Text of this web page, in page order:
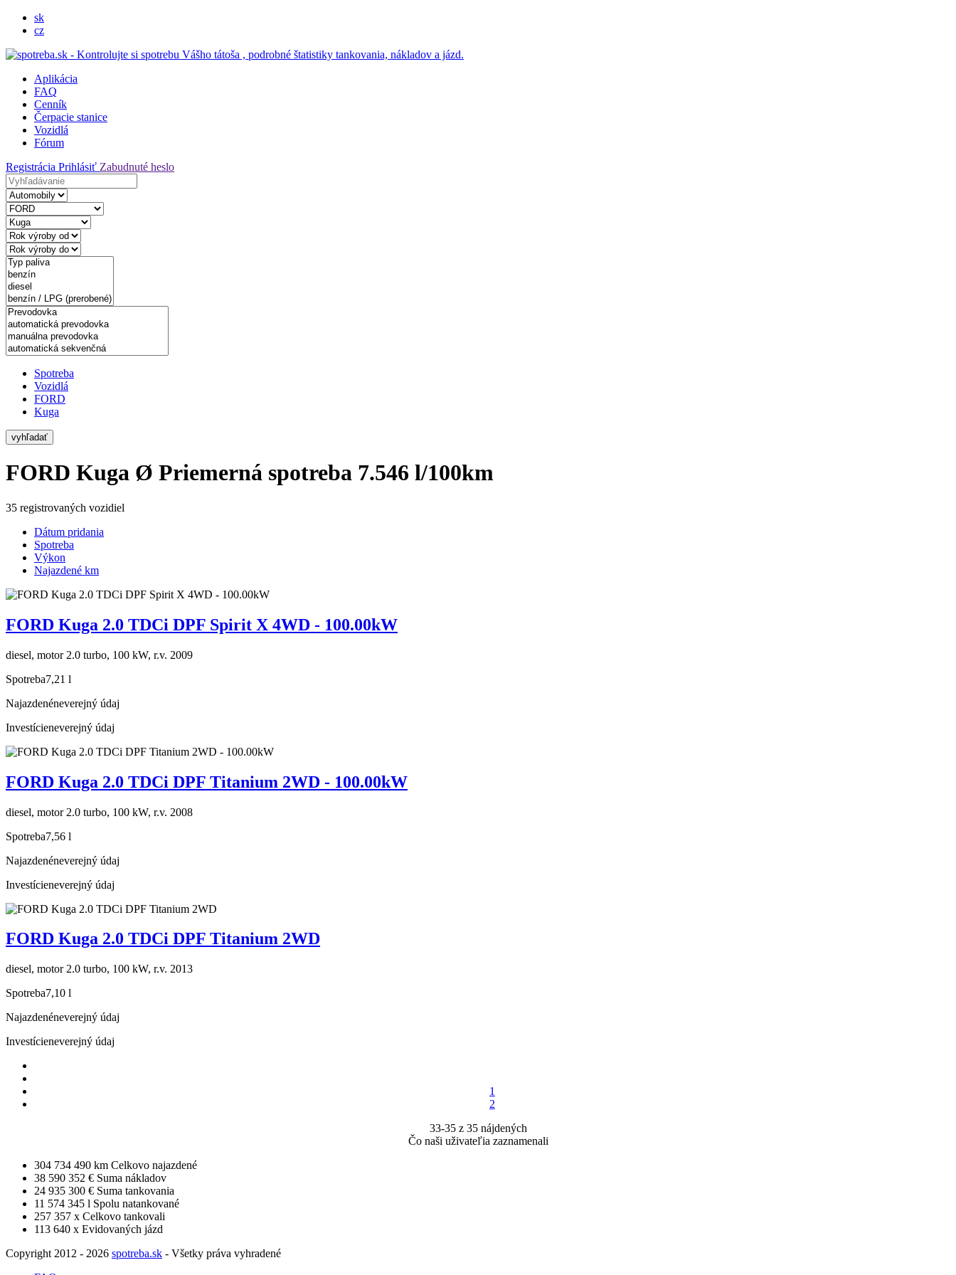
sk
cz
Aplikácia
FAQ
Cenník
Čerpacie stanice
Vozidlá
Fórum
Registrácia Prihlásiť Zabudnuté heslo
Spotreba
Vozidlá
FORD
Kuga
vyhľadať
FORD Kuga Ø Priemerná spotreba 7.546 l/100km
35 registrovaných vozidiel
Dátum pridania
Spotreba
Výkon
Najazdené km
FORD Kuga 2.0 TDCi DPF Spirit X 4WD - 100.00kW
diesel, motor 2.0 turbo, 100 kW, r.v. 2009
Spotreba7,21 l
Najazdenéneverejný údaj
Investícieneverejný údaj
FORD Kuga 2.0 TDCi DPF Titanium 2WD - 100.00kW
diesel, motor 2.0 turbo, 100 kW, r.v. 2008
Spotreba7,56 l
Najazdenéneverejný údaj
Investícieneverejný údaj
FORD Kuga 2.0 TDCi DPF Titanium 2WD
diesel, motor 2.0 turbo, 100 kW, r.v. 2013
Spotreba7,10 l
Najazdenéneverejný údaj
Investícieneverejný údaj
1
2
33-35 z 35 nájdených
Čo naši uživateľia zaznamenali
304 734 490 km Celkovo najazdené
38 590 352 € Suma nákladov
24 935 300 € Suma tankovania
11 574 345 l Spolu natankované
257 357 x Celkovo tankovali
113 640 x Evidovaných jázd
Copyright 2012 - 2026 spotreba.sk - Všetky práva vyhradené